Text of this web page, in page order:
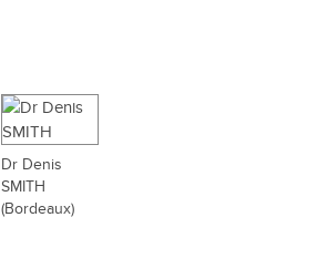
Dr Denis
SMITH
(Bordeaux)